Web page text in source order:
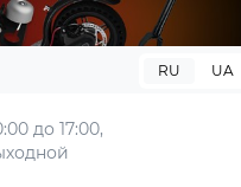
RU UA
до 17:00,